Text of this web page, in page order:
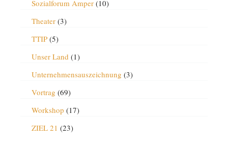
Sozialforum Amper(10)
Theater(3)
TTIP(5)
Unser Land (1)
Unternehmensauszeichnung (3)
Vortrag (69)
Workshop (17)
ZIEL 21 (23)